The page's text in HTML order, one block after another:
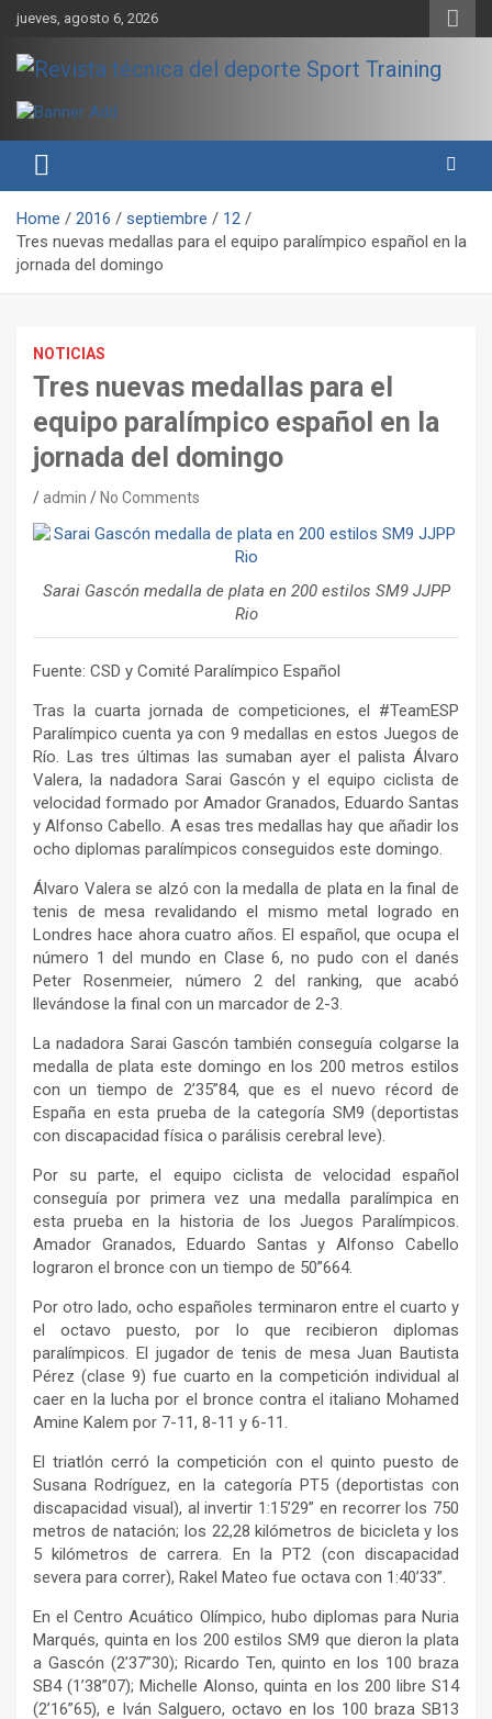
Skip
content
jueves, agosto 6, 2026
Revista técnica del deporte
Sport Training
rendimiento, nutrición y entrenamiento.
Home 2016 septiembre
12
Tres nuevas medallas para el equipo paralímpico español en la
jornada del domingo
NOTICIAS
Tres nuevas medallas para el
equipo paralímpico español en la
jornada del domingo
admin No Comments
Sarai Gascón medalla de plata en 200 estilos SM9 JJPP
Rio
Fuente: CSD y Comité Paralímpico Español
Tras la cuarta jornada de competiciones, el #TeamESP
Paralímpico cuenta ya con 9 medallas en estos Juegos de
Río. Las tres últimas las sumaban ayer el palista Álvaro
Valera, la nadadora Sarai Gascón y el equipo ciclista de
velocidad formado por Amador Granados, Eduardo Santas
y Alfonso Cabello. A esas tres medallas hay que añadir los
ocho diplomas paralímpicos conseguidos este domingo.
Álvaro Valera se alzó con la medalla de plata en la final de
tenis de mesa revalidando el mismo metal logrado en
Londres hace ahora cuatro años. El español, que ocupa el
número 1 del mundo en Clase 6, no pudo con el danés
Peter Rosenmeier, número 2 del ranking, que acabó
llevándose la final con un marcador de 2-3.
La nadadora Sarai Gascón también conseguía colgarse la
medalla de plata este domingo en los 200 metros estilos
con un tiempo de 2’35”84, que es el nuevo récord de
España en esta prueba de la categoría SM9 (deportistas
con discapacidad física o parálisis cerebral leve).
Por su parte, el equipo ciclista de velocidad español
conseguía por primera vez una medalla paralímpica en
esta prueba en la historia de los Juegos Paralímpicos.
Amador Granados, Eduardo Santas y Alfonso Cabello
lograron el bronce con un tiempo de 50”664.
Por otro lado, ocho españoles terminaron entre el cuarto y
el octavo puesto, por lo que recibieron diplomas
paralímpicos. El jugador de tenis de mesa Juan Bautista
Pérez (clase 9) fue cuarto en la competición individual al
caer en la lucha por el bronce contra el italiano Mohamed
Amine Kalem por 7-11, 8-11 y 6-11.
El triatlón cerró la competición con el quinto puesto de
Susana Rodríguez, en la categoría PT5 (deportistas con
discapacidad visual), al invertir 1:15’29” en recorrer los 750
metros de natación; los 22,28 kilómetros de bicicleta y los
5 kilómetros de carrera. En la PT2 (con discapacidad
severa para correr), Rakel Mateo fue octava con 1:40’33”.
En el Centro Acuático Olímpico, hubo diplomas para Nuria
Marqués, quinta en los 200 estilos SM9 que dieron la plata
a Gascón (2’37”30); Ricardo Ten, quinto en los 100 braza
SB4 (1’38”07); Michelle Alonso, quinta en los 200 libre S14
(2’16”65), e Iván Salguero, octavo en los 100 braza SB13